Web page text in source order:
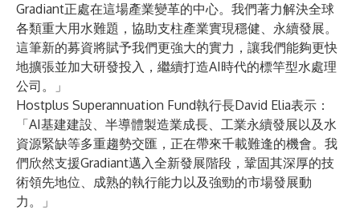
Gradiant正處在這場產業變革的中心。我們著力解決全球
各類重大用水難題，協助支柱產業實現穩健、永續發展。
這筆新的募資將賦予我們更強大的實力，讓我們能夠更快
地擴張並加大研發投入，繼續打造AI時代的標竿型水處理
公司。」
Hostplus Superannuation Fund執行長David Elia表示：
「AI基建建設、半導體製造業成長、工業永續發展以及水
資源緊缺等多重趨勢交匯，正在帶來千載難逢的機會。我
們欣然支援Gradiant邁入全新發展階段，鞏固其深厚的技
術領先地位、成熟的執行能力以及強勁的市場發展動
力。」